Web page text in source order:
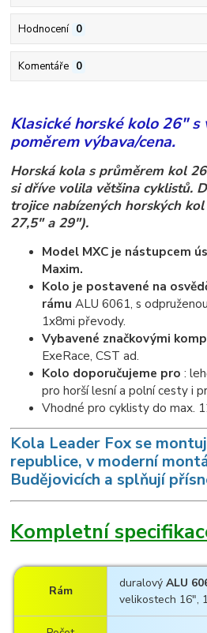
Hodnocení 0
Komentáře 0
Klasické horské kolo 26"
poměrem výbava/cena.
Horská kola s průměrem kol
si dříve volila většina cyklistů.
trojice nabízených horských
27,5" a 29").
Model MXC je nástupcem
Maxim.
Kolo je postavené na
rámuALU 6061, s
1x8mi převody.
Vybavené značkovými
ExeRace, CST ad.
Kolo doporučujeme pro :
pro horší lesní a polní cesty i
Vhodné pro cyklisty do max.
Kola Leader Fox se
republice, v moderní
Budějovicích a splňují
Kompletní
Rám
duralovýALU
velikostech 16",